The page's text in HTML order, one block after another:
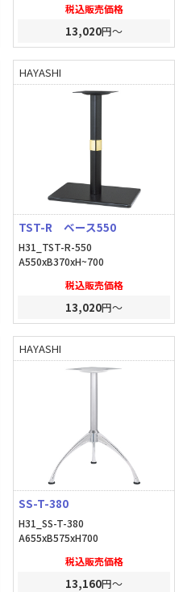
税込販売価格
13,020円～
HAYASHI
TST-R ベース550
H31_TST-R-550
A550xB370xH~700
税込販売価格
13,020円～
HAYASHI
SS-T-380
H31_SS-T-380
A655xB575xH700
税込販売価格
13,160円～